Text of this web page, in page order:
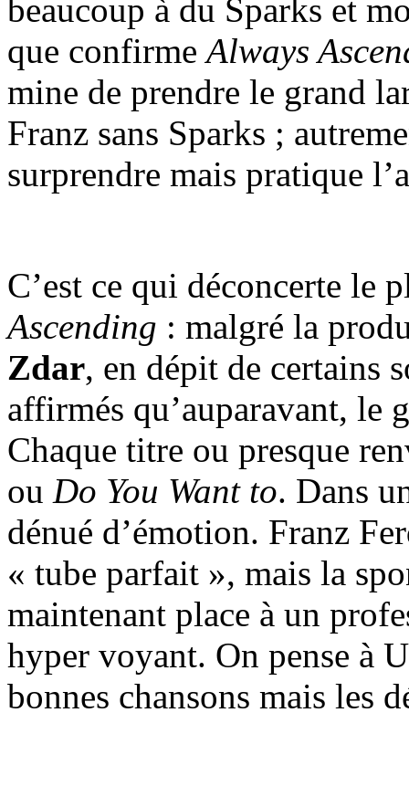
beaucoup à du Sparks et
que confirme Always
mine de prendre le grand
Franz sans Sparks ;
surprendre mais pratique
C’est ce qui déconcerte le
Ascending : malgré la
Zdar, en dépit de certains
affirmés qu’auparavant, le
Chaque titre ou presque
ou Do You Want to. Dans
dénué d’émotion. Franz
« tube parfait », mais la
maintenant place à un
hyper voyant. On pense à
bonnes chansons mais les